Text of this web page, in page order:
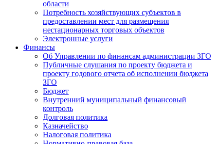
области
Потребность хозяйствующих субъектов в
предоставлении мест для размещения
нестационарных торговых объектов
Электронные услуги
Финансы
Об Управлении по финансам администрации ЗГО
Публичные слушания по проекту бюджета и
проекту годового отчета об исполнении бюджета
ЗГО
Бюджет
Внутренний муниципальный финансовый
контроль
Долговая политика
Казначейство
Налоговая политика